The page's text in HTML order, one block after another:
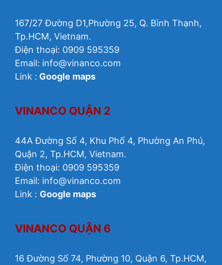
167/27 Đường D1,Phường 25, Q. Bình Thạnh,
Tp.HCM, Vietnam.
Điện thoại: 0909 595359
Email: info@vinanco.com
Link : Google maps
VINANCO QUẬN 2
44A Đường Số 4, Khu Phố 4, Phường An Phú,
Quận 2, Tp.HCM, Vietnam.
Điện thoại: 0909 595359
Email: info@vinanco.com
Link : Google maps
VINANCO QUẬN 6
16 Đường Số 74, Phường 10, Quận 6, Tp.HCM,